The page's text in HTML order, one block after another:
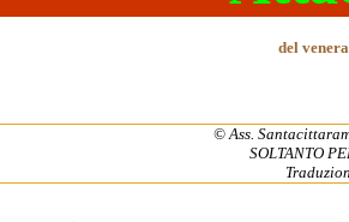
del
© Ass.
SOLTANTO